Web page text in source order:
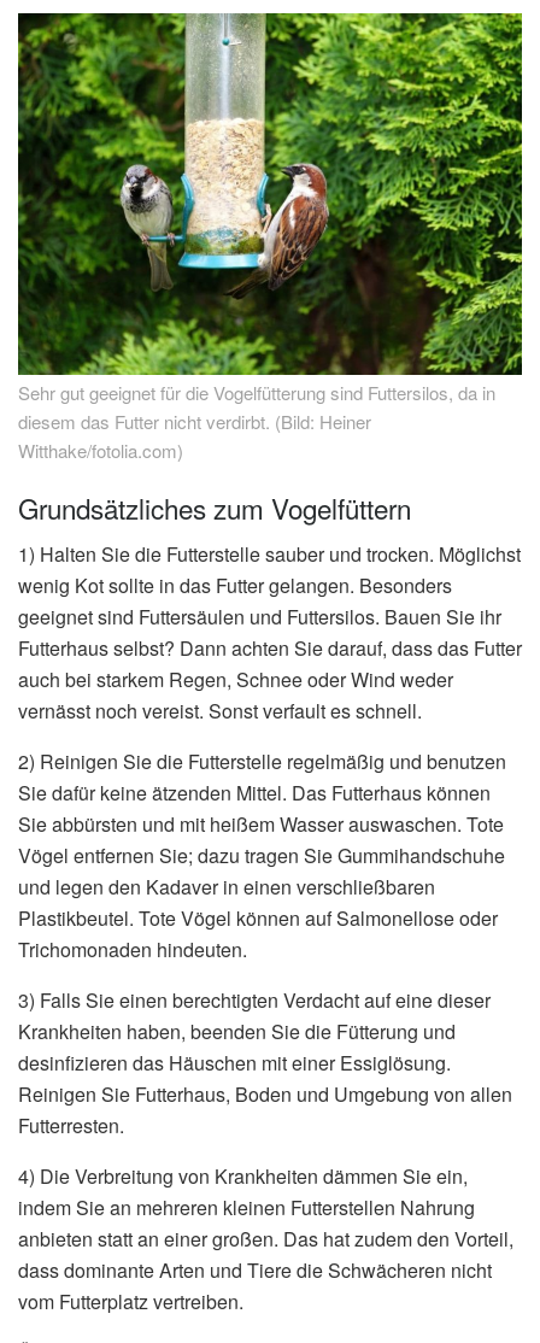
Sehr gut geeignet für die Vogelfütterung sind Futtersilos, da in
diesem das Futter nicht verdirbt. (Bild: Heiner
Witthake/fotolia.com)
Grundsätzliches zum Vogelfüttern
1) Halten Sie die Futterstelle sauber und trocken. Möglichst
wenig Kot sollte in das Futter gelangen. Besonders
geeignet sind Futtersäulen und Futtersilos. Bauen Sie ihr
Futterhaus selbst? Dann achten Sie darauf, dass das Futter
auch bei starkem Regen, Schnee oder Wind weder
vernässt noch vereist. Sonst verfault es schnell.
2) Reinigen Sie die Futterstelle regelmäßig und benutzen
Sie dafür keine ätzenden Mittel. Das Futterhaus können
Sie abbürsten und mit heißem Wasser auswaschen. Tote
Vögel entfernen Sie; dazu tragen Sie Gummihandschuhe
und legen den Kadaver in einen verschließbaren
Plastikbeutel. Tote Vögel können auf Salmonellose oder
Trichomonaden hindeuten.
3) Falls Sie einen berechtigten Verdacht auf eine dieser
Krankheiten haben, beenden Sie die Fütterung und
desinfizieren das Häuschen mit einer Essiglösung.
Reinigen Sie Futterhaus, Boden und Umgebung von allen
Futterresten.
4) Die Verbreitung von Krankheiten dämmen Sie ein,
indem Sie an mehreren kleinen Futterstellen Nahrung
anbieten statt an einer großen. Das hat zudem den Vorteil,
dass dominante Arten und Tiere die Schwächeren nicht
vom Futterplatz vertreiben.